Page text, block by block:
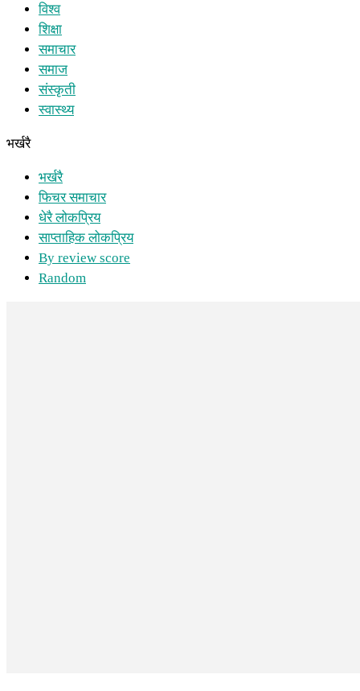
विश्व
शिक्षा
समाचार
समाज
संस्कृती
स्वास्थ्य
भर्खरै
भर्खरै
फिचर समाचार
धेरै लोकप्रिय
साप्ताहिक लोकप्रिय
By review score
Random